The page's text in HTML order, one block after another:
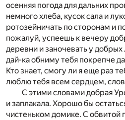
осенняя погода для дальних
немного хлеба, кусок сала и
ротозейничать по сторонам и
пожалуй, успеешь к вечеру
деревни и заночевать у
дай-ка обниму тебя покрепче
Кто знает, смогу ли я еще раз
люблю тебя всем сердцем,
С этими словами добрая
и заплакала. Хорошо бы
чистеньком домике. С